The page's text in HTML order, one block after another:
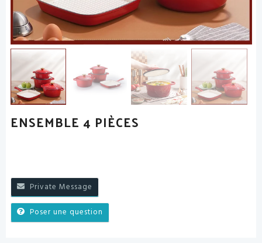
ENSEMBLE 4 PIÈCES
Private Message
Poser une question